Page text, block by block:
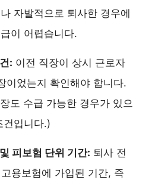
자발적으로 퇴사한 경우에
이 어렵습니다.
: 이전 직장이 상시 근로자
이었는지 확인해야 합니다.
도 수급 가능한 경우가 있으
건입니다.)
피보험 단위 기간: 퇴사 전
용보험에 가입된 기간, 즉